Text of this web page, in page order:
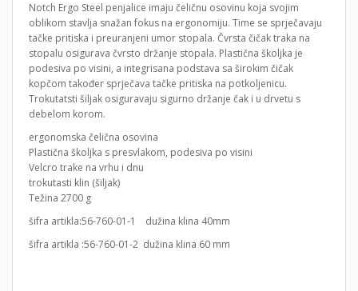
Notch Ergo Steel penjalice imaju čeličnu osovinu koja svojim
oblikom stavlja snažan fokus na ergonomiju. Time se sprječavaju
tačke pritiska i preuranjeni umor stopala. Čvrsta čičak traka na
stopalu osigurava čvrsto držanje stopala. Plastična školjka je
podesiva po visini, a integrisana podstava sa širokim čičak
kopčom također sprječava tačke pritiska na potkoljenicu.
Trokutatsti šiljak osiguravaju sigurno držanje čak i u drvetu s
debelom korom.
ergonomska čelična osovina
Plastična školjka s presvlakom, podesiva po visini
Velcro trake na vrhu i dnu
trokutasti klin (šiljak)
Težina 2700 g
šifra artikla:56-760-01-1 dužina klina 40mm
šifra artikla :56-760-01-2 dužina klina 60 mm